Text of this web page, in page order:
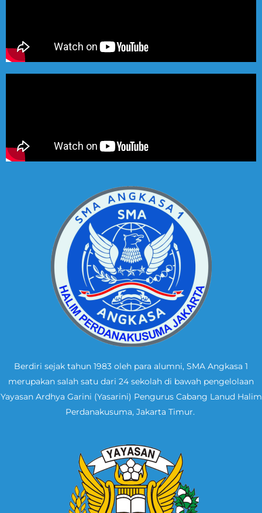
Berdiri sejak tahun 1983 oleh para alumni, SMA Angkasa 1
merupakan salah satu dari 24 sekolah di bawah pengelolaan
Yayasan Ardhya Garini (Yasarini) Pengurus Cabang Lanud Halim
Perdanakusuma, Jakarta Timur.